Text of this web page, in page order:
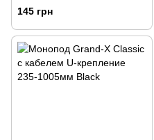
Black
145 грн